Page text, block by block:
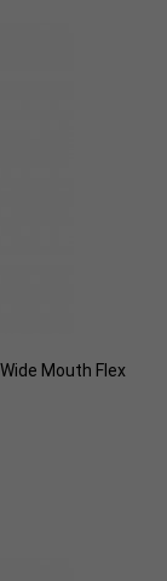
Mouth Flex